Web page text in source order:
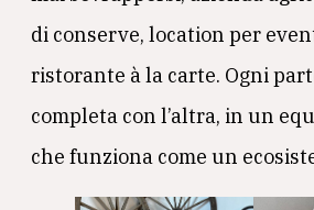
di conserve, location per
ristorante à la carte. Ogni
completa con l’altra, in un
che funziona come un